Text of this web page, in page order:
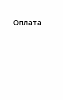
Оплата